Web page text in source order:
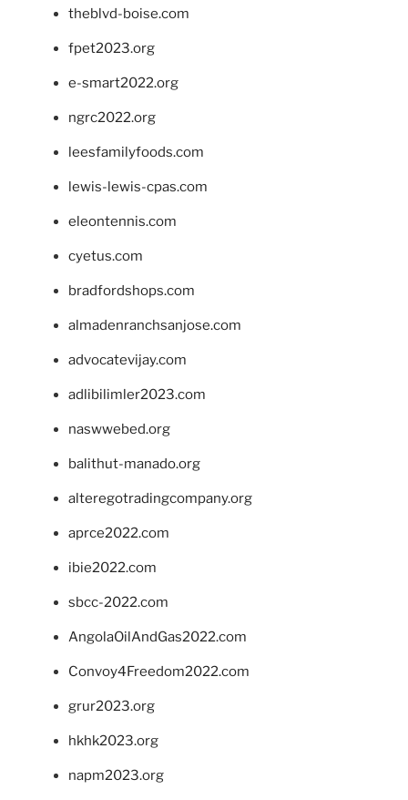
theblvd-boise.com
fpet2023.org
e-smart2022.org
ngrc2022.org
leesfamilyfoods.com
lewis-lewis-cpas.com
eleontennis.com
cyetus.com
bradfordshops.com
almadenranchsanjose.com
advocatevijay.com
adlibilimler2023.com
naswwebed.org
balithut-manado.org
alteregotradingcompany.org
aprce2022.com
ibie2022.com
sbcc-2022.com
AngolaOilAndGas2022.com
Convoy4Freedom2022.com
grur2023.org
hkhk2023.org
napm2023.org